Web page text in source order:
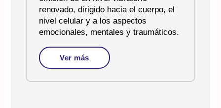
renovado, dirigido hacia el cuerpo, el
nivel celular y a los aspectos
emocionales, mentales y traumáticos.
Ver más